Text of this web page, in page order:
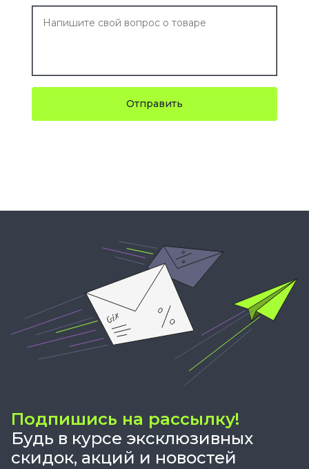
Отправить
Подпишись на рассылку!
Будь в курсе эксклюзивных
скидок, акций и новостей